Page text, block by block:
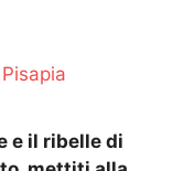
e il ribelle di